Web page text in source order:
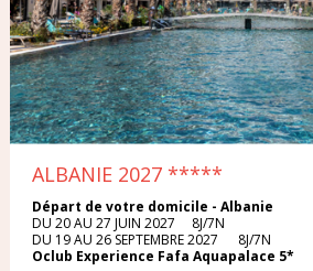
ALBANIE 2027 *****
Départ de votre domicile - Albanie
DU 20 AU 27 JUIN 2027 8J/7N
DU 19 AU 26 SEPTEMBRE 2027 8J/7N
Oclub Experience Fafa Aquapalace 5*